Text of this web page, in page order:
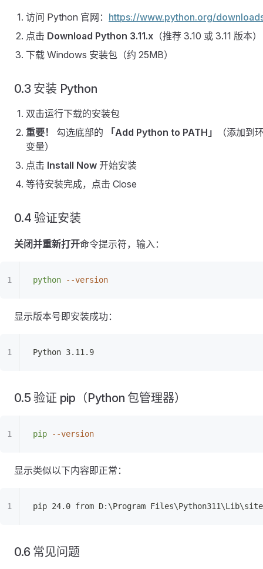
访问 Python 官网： https://www.python.org/
点击 Download Python 3.11.x （推荐 3.10 或 3.11 版本）
下载 Windows 安装包（约 25MB）
0.3 安装 Python
双击运行下载的安装包
重要！
勾选底部的 「Add Python to PATH」
（添加到
变量）
点击 Install Now 开始安装
等待安装完成，点击 Close
0.4 验证安装
关闭并重新打开命令提示符，输入：
python --version
显示版本号即安装成功：
Python 3.11.9
0.5 验证 pip（Python 包管理器）
pip --version
显示类似以下内容即正常：
pip 24.0 from D:\Program
0.6 常见问题